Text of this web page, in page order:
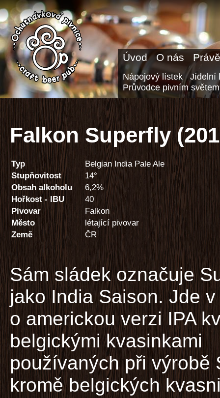
Úvod O nás
Nápojový lístek
Jídelní
Průvodce pivním světem
Falkon Superfly
Typ
Belgian India Pale Ale
Stupňovitost
14°
Obsah alkoholu
6,2%
Hořkost - IBU
40
Pivovar
Falkon
Město
létající pivovar
Země
ČR
Sám sládek označuje
jako India Saison. Jde
o americkou verzi IPA
belgickými kvasinkami
používaných při výrobě
kromě belgických